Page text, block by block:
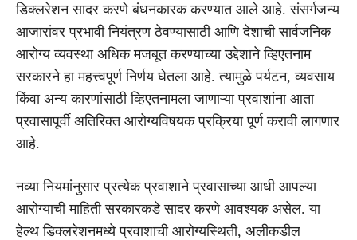
डिक्लरेशन सादर करणे बंधनकारक करण्यात आले आहे. संसर्गजन्य
आजारांवर प्रभावी नियंत्रण ठेवण्यासाठी आणि देशाची सार्वजनिक
आरोग्य व्यवस्था अधिक मजबूत करण्याच्या उद्देशाने व्हिएतनाम
सरकारने हा महत्त्वपूर्ण निर्णय घेतला आहे. त्यामुळे पर्यटन, व्यवसाय
किंवा अन्य कारणांसाठी व्हिएतनामला जाणाऱ्या प्रवाशांना आता
प्रवासापूर्वी अतिरिक्त आरोग्यविषयक प्रक्रिया पूर्ण करावी लागणार
आहे.
नव्या नियमांनुसार प्रत्येक प्रवाशाने प्रवासाच्या आधी आपल्या
आरोग्याची माहिती सरकारकडे सादर करणे आवश्यक असेल. या
हेल्थ डिक्लरेशनमध्ये प्रवाशाची आरोग्यस्थिती, अलीकडील